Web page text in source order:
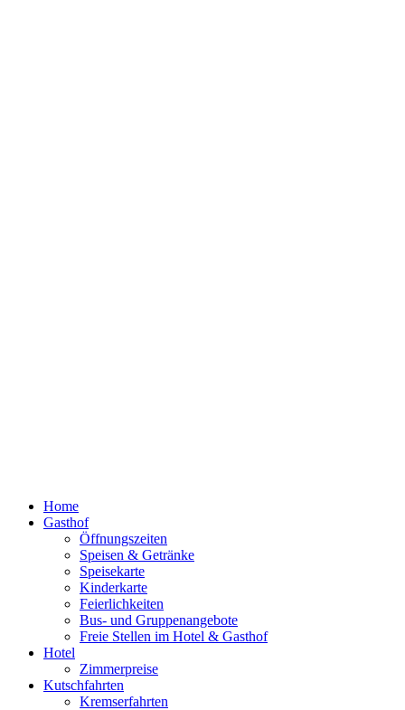
Home
Gasthof
Öffnungszeiten
Speisen & Getränke
Speisekarte
Kinderkarte
Feierlichkeiten
Bus- und Gruppenangebote
Freie Stellen im Hotel & Gasthof
Hotel
Zimmerpreise
Kutschfahrten
Kremserfahrten